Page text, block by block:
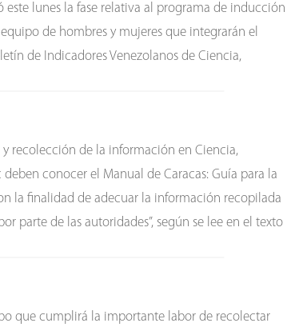
lunes la fase relativa al programa de inducción
de hombres y mujeres que integrarán el
de Indicadores Venezolanos de Ciencia,
recolección de la información en Ciencia,
conocer el Manual de Caracas: Guía para la
la finalidad de adecuar la información recopilada
parte de las autoridades”, según se lee en el texto
que cumplirá la importante labor de recolectar